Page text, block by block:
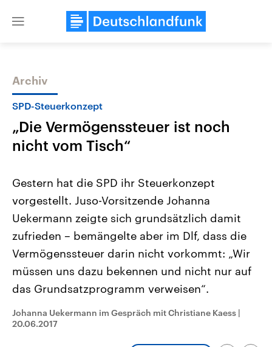
Close
Themen
USA
Aktuelle Beiträge, Analysen und
Hintergründe
Wirtschaftlich und militärisch
gehören die Vereinigten Staaten zu
den mächtigsten Ländern der Erde,
mit großem Einfluss auf das
Nahostkonflikt
Aktuelle Lage und
Der Überfall der
Terrororganisation Hamas
Oktober 2023 auf Israel
Region wieder die Gewalt
Israel möchte die Hamas
Libanon vom Iran
Sendungen Programm Podcasts
Archiv
SPD-Steuerkonzept
„Die Vermögenssteuer ist noch
nicht vom Tisch“
Gestern hat die SPD ihr Steuerkonzept
vorgestellt. Juso-Vorsitzende Johanna
Uekermann zeigte sich grundsätzlich damit
zufrieden – bemängelte aber im Dlf, dass die
Vermögenssteuer darin nicht vorkommt: „Wir
müssen uns dazu bekennen und nicht nur auf
das Grundsatzprogramm verweisen“.
Johanna Uekermann im Gespräch mit Christiane Kaess |
20.06.2017